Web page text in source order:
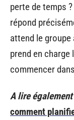
perte de temps ?
répond
attend le
prend en charge
commencer
A lire
comment